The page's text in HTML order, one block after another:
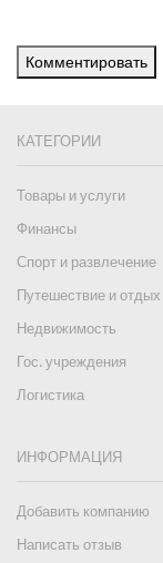
Комментировать
КАТЕГОРИИ
Товары и услуги
Финансы
Спорт и развлечение
Путешествие и отдых
Недвижимость
Гос. учреждения
Логистика
ИНФОРМАЦИЯ
Добавить компанию
Написать отзыв